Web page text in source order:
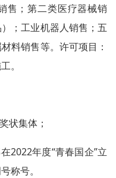
售；第二类医疗器械销
；工业机器人销售；五
料销售等。许可项目：
。
状集体；
2022年度“青春国企”立
称号。